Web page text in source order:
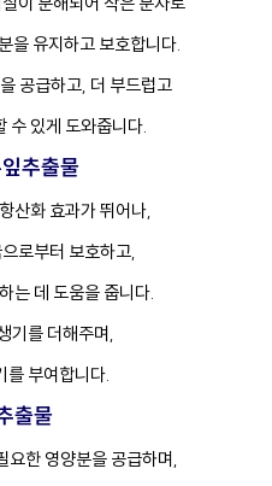
을 유지하고 보호합니다.
공급하고, 더 부드럽고
수 있게 도와줍니다.
추출물
산화 효과가 뛰어나,
로부터 보호하고,
는 데 도움을 줍니다.
기를 더해주며,
를 부여합니다.
출물
요한 영양분을 공급하며,